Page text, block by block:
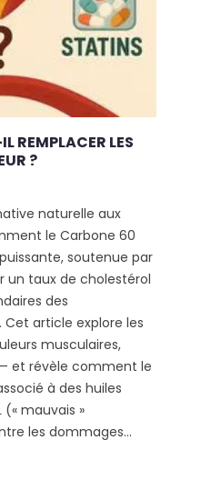
REMPLACER LES
?
naturelle aux
le Carbone 60
soutenue par
un taux de cholestérol
des
article explore les
musculaires,
et révèle comment le
à des huiles
(« mauvais »
les dommages...